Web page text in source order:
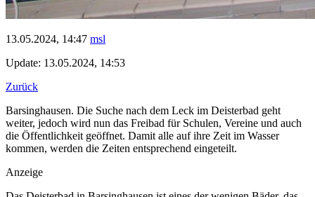
13.05.2024, 14:47 msl
Update: 13.05.2024, 14:53
Zurück
Barsinghausen. Die Suche nach dem Leck im Deisterbad geht
weiter, jedoch wird nun das Freibad für Schulen, Vereine und auch
die Öffentlichkeit geöffnet. Damit alle auf ihre Zeit im Wasser
kommen, werden die Zeiten entsprechend eingeteilt.
Anzeige